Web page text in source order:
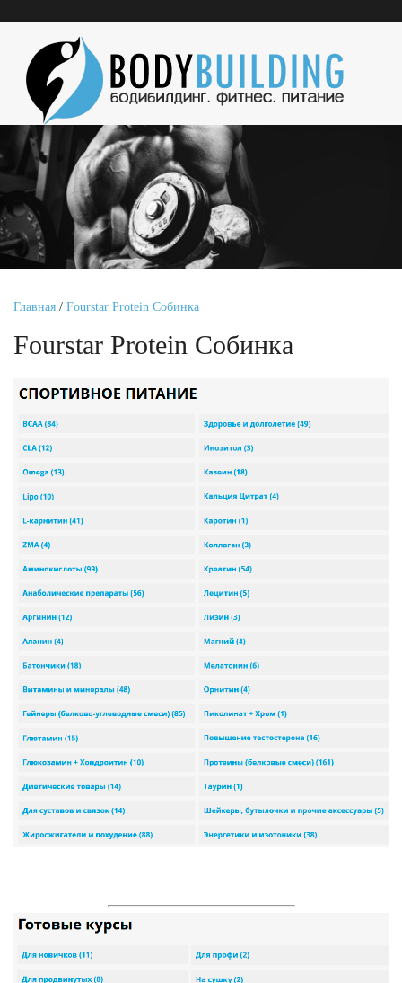
Главная / Fourstar Protein Собинка
Fourstar Protein Собинка